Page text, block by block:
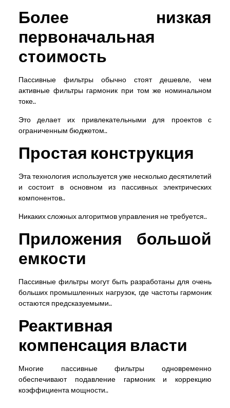
Более низкая
первоначальная
стоимость
Пассивные фильтры обычно стоят дешевле, чем
активные фильтры гармоник при том же номинальном
токе..
Это делает их привлекательными для проектов с
ограниченным бюджетом..
Простая конструкция
Эта технология используется уже несколько десятилетий
и состоит в основном из пассивных электрических
компонентов..
Никаких сложных алгоритмов управления не требуется..
Приложения большой
емкости
Пассивные фильтры могут быть разработаны для очень
больших промышленных нагрузок, где частоты гармоник
остаются предсказуемыми..
Реактивная
компенсация власти
Многие пассивные фильтры одновременно
обеспечивают подавление гармоник и коррекцию
коэффициента мощности..